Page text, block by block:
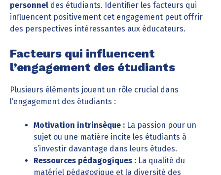
personnel des étudiants. Identifier les facteurs qui
influencent positivement cet engagement peut offrir
des perspectives intéressantes aux éducateurs.
Facteurs qui influencent
l’engagement des étudiants
Plusieurs éléments jouent un rôle crucial dans
l’engagement des étudiants :
Motivation intrinsèque : La passion pour un
sujet ou une matière incite les étudiants à
s’investir davantage dans leurs études.
Ressources pédagogiques : La qualité du
matériel pédagogique et la diversité des